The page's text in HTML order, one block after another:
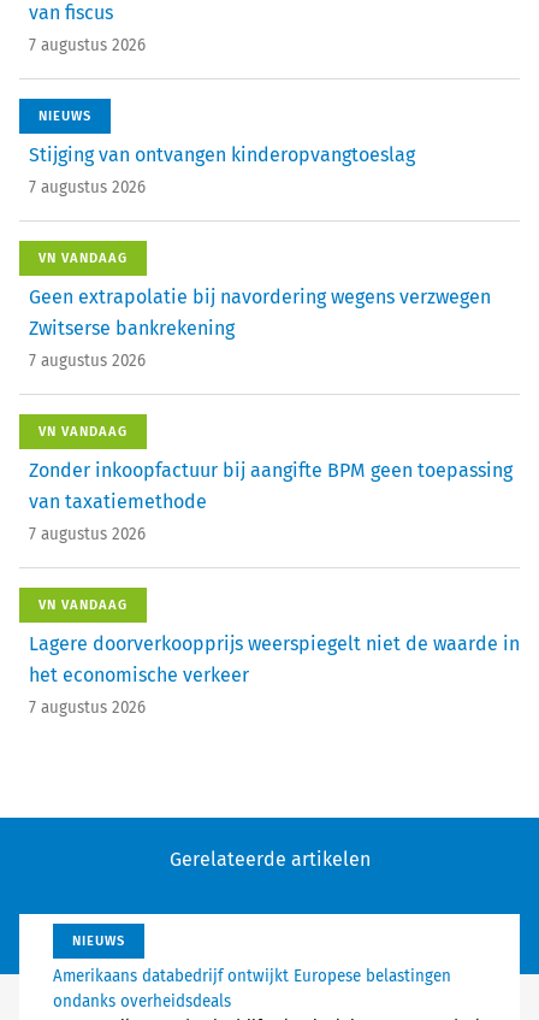
van fiscus
7 augustus 2026
NIEUWS
Stijging van ontvangen kinderopvangtoeslag
7 augustus 2026
VN VANDAAG
Geen extrapolatie bij navordering wegens verzwegen
Zwitserse bankrekening
7 augustus 2026
VN VANDAAG
Zonder inkoopfactuur bij aangifte BPM geen toepassing
van taxatiemethode
7 augustus 2026
VN VANDAAG
Lagere doorverkoopprijs weerspiegelt niet de waarde in
het economische verkeer
7 augustus 2026
Gerelateerde artikelen
NIEUWS
Amerikaans databedrijf ontwijkt Europese belastingen
ondanks overheidsdeals